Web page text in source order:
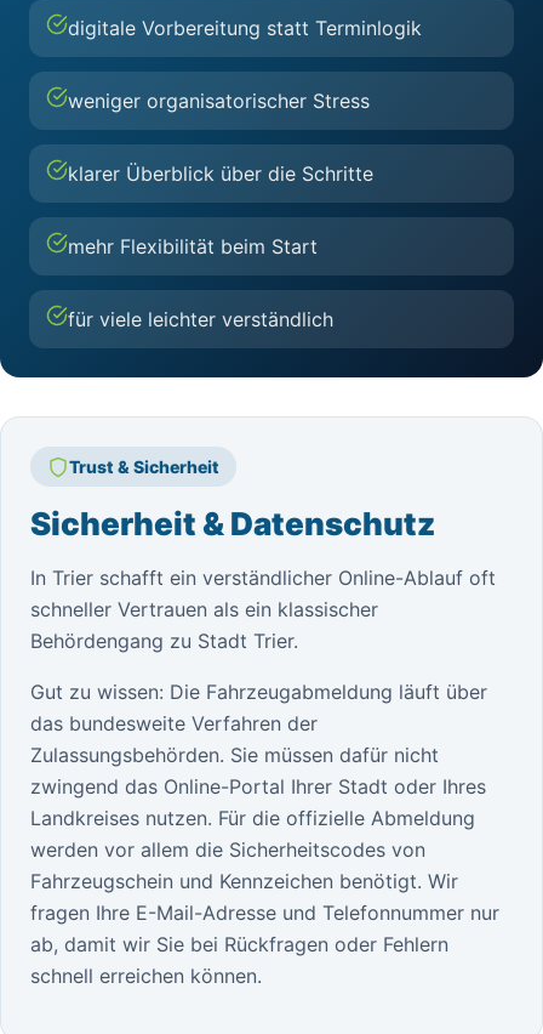
digitale Vorbereitung statt Terminlogik
weniger organisatorischer Stress
klarer Überblick über die Schritte
mehr Flexibilität beim Start
für viele leichter verständlich
Trust & Sicherheit
Sicherheit & Datenschutz
In Trier schafft ein verständlicher Online-Ablauf oft
schneller Vertrauen als ein klassischer
Behördengang zu Stadt Trier.
Gut zu wissen: Die Fahrzeugabmeldung läuft über
das bundesweite Verfahren der
Zulassungsbehörden. Sie müssen dafür nicht
zwingend das Online-Portal Ihrer Stadt oder Ihres
Landkreises nutzen. Für die offizielle Abmeldung
werden vor allem die Sicherheitscodes von
Fahrzeugschein und Kennzeichen benötigt. Wir
fragen Ihre E-Mail-Adresse und Telefonnummer nur
ab, damit wir Sie bei Rückfragen oder Fehlern
schnell erreichen können.